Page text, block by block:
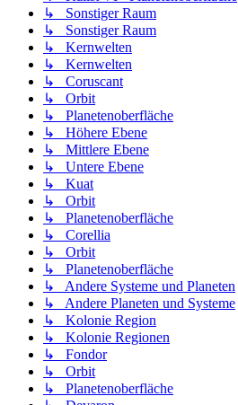
↳ Sonstiger Raum
↳ Sonstiger Raum
↳ Kernwelten
↳ Kernwelten
↳ Coruscant
↳ Orbit
↳ Planetenoberfläche
↳ Höhere Ebene
↳ Mittlere Ebene
↳ Untere Ebene
↳ Kuat
↳ Orbit
↳ Planetenoberfläche
↳ Corellia
↳ Orbit
↳ Planetenoberfläche
↳ Andere Systeme und Planeten
↳ Andere Planeten und Systeme
↳ Kolonie Region
↳ Kolonie Regionen
↳ Fondor
↳ Orbit
↳ Planetenoberfläche